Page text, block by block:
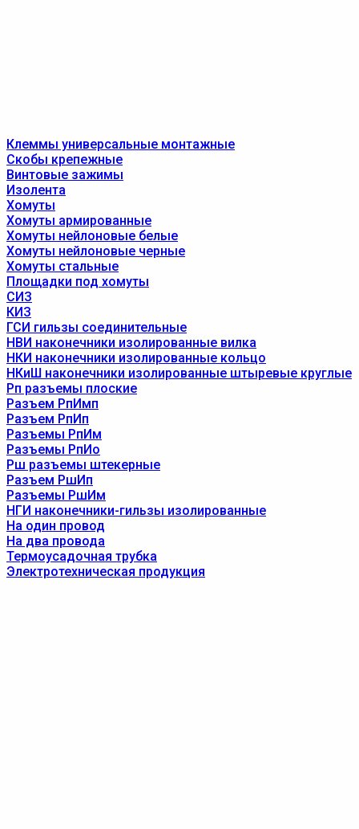
Клеммы универсальные монтажные
Скобы крепежные
Винтовые зажимы
Изолента
Хомуты
Хомуты армированные
Хомуты нейлоновые белые
Хомуты нейлоновые черные
Хомуты стальные
Площадки под хомуты
СИЗ
КИЗ
ГСИ гильзы соединительные
НВИ наконечники изолированные вилка
НКИ наконечники изолированные кольцо
НКиШ наконечники изолированные штыревые круглые
Рп разъемы плоские
Разъем РпИмп
Разъем РпИп
Разъемы РпИм
Разъемы РпИо
Рш разъемы штекерные
Разъем РшИп
Разъемы РшИм
НГИ наконечники-гильзы изолированные
На один провод
На два провода
Термоусадочная трубка
Электротехническая продукция